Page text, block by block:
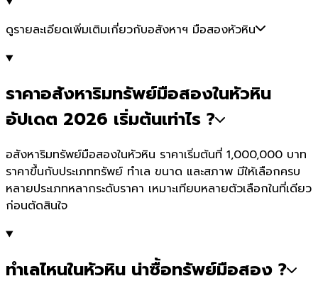
ดูรายละเอียดเพิ่มเติมเกี่ยวกับอสังหาฯ มือสองหัวหิน
ราคาอสังหาริมทรัพย์มือสองในหัวหิน
อัปเดต 2026 เริ่มต้นเท่าไร ?
อสังหาริมทรัพย์มือสองในหัวหิน ราคาเริ่มต้นที่ 1,000,000 บาท
ราคาขึ้นกับประเภททรัพย์ ทำเล ขนาด และสภาพ มีให้เลือกครบ
หลายประเภทหลากระดับราคา เหมาะเทียบหลายตัวเลือกในที่เดียว
ก่อนตัดสินใจ
ทำเลไหนในหัวหิน น่าซื้อทรัพย์มือสอง ?